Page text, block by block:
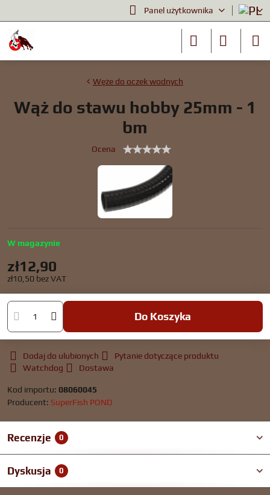
Panel użytkownika
Węże do oczek wodnych
Wąż do stawu hobby 25mm - 1
bm
Ocena
W magazynie
zł12,90
zł10,50 bez VAT
Do Koszyka
Dodaj do ulubionych
Pytanie dotyczące produktu
Watchdog
Dostawa
Kod importu: 08060045
Producent: SuperFish POND
Recenzje 0
Dyskusja 0